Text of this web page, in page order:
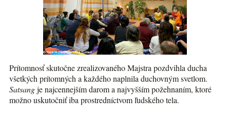
Prítomnosť skutočne zrealizovaného Majstra pozdvihla ducha
všetkých prítomných a každého naplnila duchovným svetlom.
Satsangje najcennejším darom a najvyšším požehnaním, ktoré
možno uskutočniť iba prostredníctvom ľudského tela.